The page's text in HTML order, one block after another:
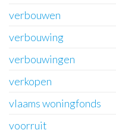
verbouwen
verbouwing
verbouwingen
verkopen
vlaams woningfonds
voorruit